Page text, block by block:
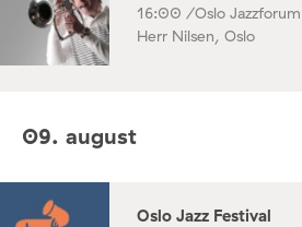
16:00 /Oslo
Herr Nilsen, Oslo
09. august
Oslo Jazz Festival